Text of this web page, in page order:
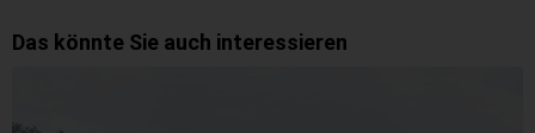
Das könnte Sie auch interessieren